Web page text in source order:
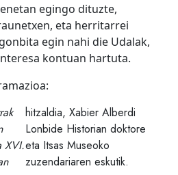
egingo dituzte,
eta herritarrei
egin nahi die Udalak,
kontuan hartuta.
XVI.
hitzaldia, Xabier Alberdi
Lonbide Historian doktore
eta Itsas Museoko
zuzendariaren eskutik.